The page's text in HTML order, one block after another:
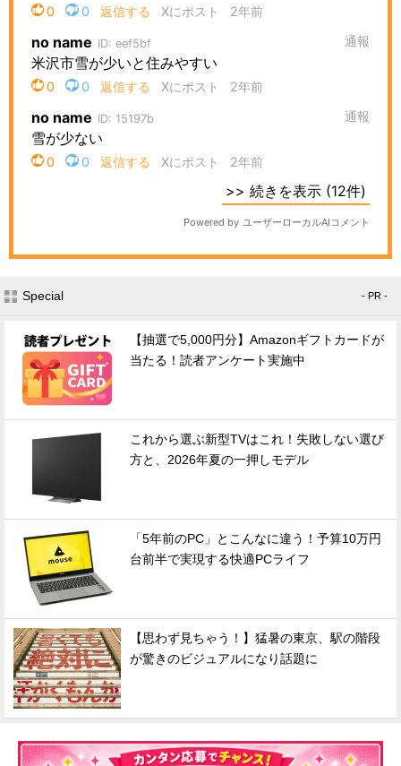
Special - PR -
【抽選で5,000円分】Amazonギフトカードが
当たる！読者アンケート実施中
これから選ぶ新型TVはこれ！失敗しない選び
方と、2026年夏の一押しモデル
「5年前のPC」とこんなに違う！予算10万円
台前半で実現する快適PCライフ
【思わず見ちゃう！】猛暑の東京、駅の階段
が驚きのビジュアルになり話題に